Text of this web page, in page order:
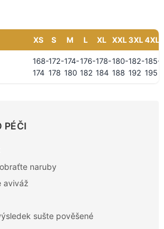
XS S M L XL XXL3XL4XL
168-
174
172-
178
174-
180
176-
182
178-
184
180-
188
182-
192
185-
195
PÉČI
naruby
aviváž
sušte pověšené